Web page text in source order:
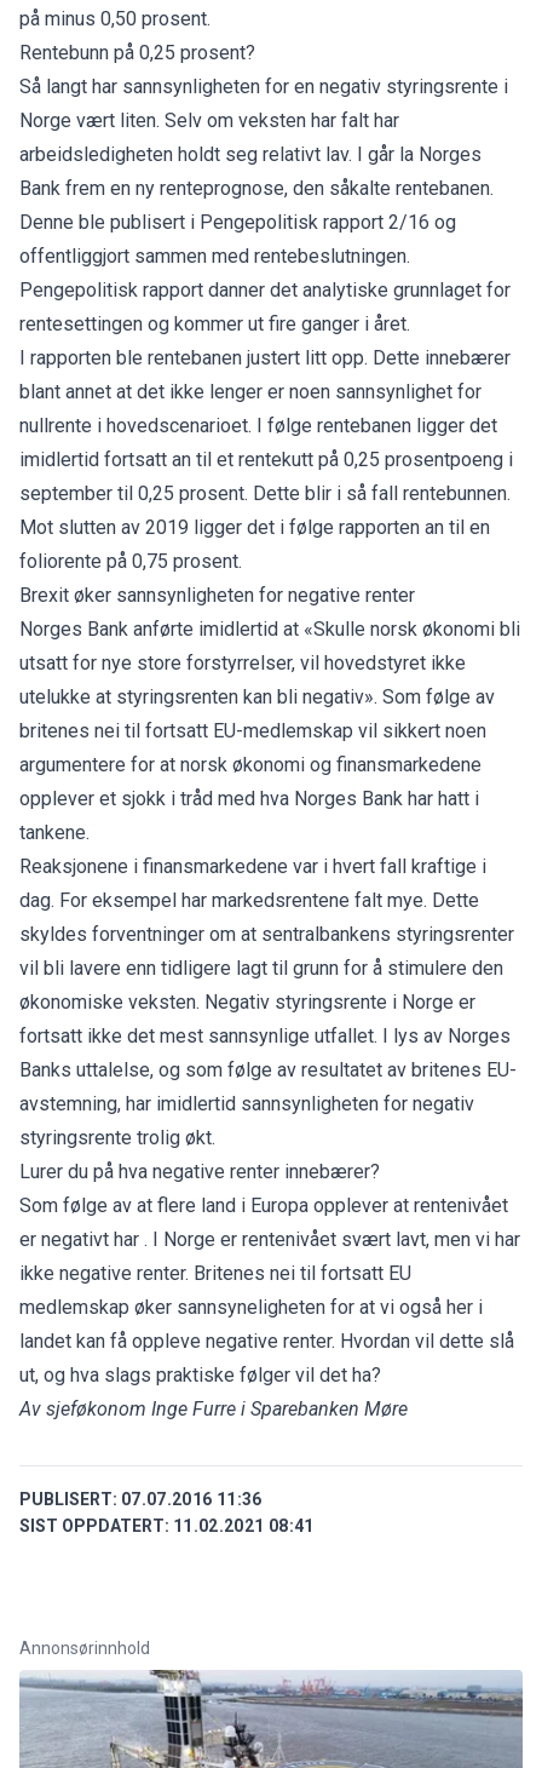
på minus 0,50 prosent.
Rentebunn på 0,25 prosent?
Så langt har sannsynligheten for en negativ styringsrente i
Norge vært liten. Selv om veksten har falt har
arbeidsledigheten holdt seg relativt lav. I går la Norges
Bank frem en ny renteprognose, den såkalte rentebanen.
Denne ble publisert i Pengepolitisk rapport 2/16 og
offentliggjort sammen med rentebeslutningen.
Pengepolitisk rapport danner det analytiske grunnlaget for
rentesettingen og kommer ut fire ganger i året.
I rapporten ble rentebanen justert litt opp. Dette innebærer
blant annet at det ikke lenger er noen sannsynlighet for
nullrente i hovedscenarioet. I følge rentebanen ligger det
imidlertid fortsatt an til et rentekutt på 0,25 prosentpoeng i
september til 0,25 prosent. Dette blir i så fall rentebunnen.
Mot slutten av 2019 ligger det i følge rapporten an til en
foliorente på 0,75 prosent.
Brexit øker sannsynligheten for negative renter
Norges Bank anførte imidlertid at «Skulle norsk økonomi bli
utsatt for nye store forstyrrelser, vil hovedstyret ikke
utelukke at styringsrenten kan bli negativ». Som følge av
britenes nei til fortsatt EU-medlemskap vil sikkert noen
argumentere for at norsk økonomi og finansmarkedene
opplever et sjokk i tråd med hva Norges Bank har hatt i
tankene.
Reaksjonene i finansmarkedene var i hvert fall kraftige i
dag. For eksempel har markedsrentene falt mye. Dette
skyldes forventninger om at sentralbankens styringsrenter
vil bli lavere enn tidligere lagt til grunn for å stimulere den
økonomiske veksten. Negativ styringsrente i Norge er
fortsatt ikke det mest sannsynlige utfallet. I lys av Norges
Banks uttalelse, og som følge av resultatet av britenes EU-
avstemning, har imidlertid sannsynligheten for negativ
styringsrente trolig økt.
Lurer du på hva negative renter innebærer?
Som følge av at flere land i Europa opplever at rentenivået
er negativt har . I Norge er rentenivået svært lavt, men vi har
ikke negative renter. Britenes nei til fortsatt EU
medlemskap øker sannsyneligheten for at vi også her i
landet kan få oppleve negative renter. Hvordan vil dette slå
ut, og hva slags praktiske følger vil det ha?
Av sjeføkonom Inge Furre i Sparebanken Møre
PUBLISERT: 07.07.2016 11:36
SIST OPPDATERT: 11.02.2021 08:41
Annonsørinnhold